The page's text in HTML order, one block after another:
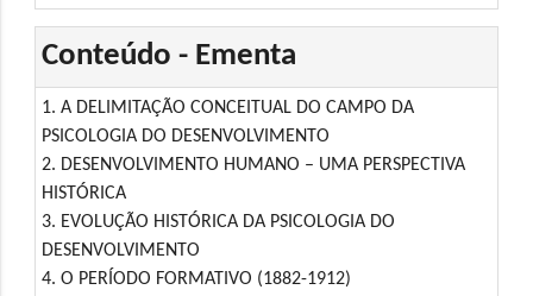
Conteúdo - Ementa
1. A DELIMITAÇÃO CONCEITUAL DO CAMPO DA
PSICOLOGIA DO DESENVOLVIMENTO
2. DESENVOLVIMENTO HUMANO – UMA PERSPECTIVA
HISTÓRICA
3. EVOLUÇÃO HISTÓRICA DA PSICOLOGIA DO
DESENVOLVIMENTO
4. O PERÍODO FORMATIVO (1882-1912)